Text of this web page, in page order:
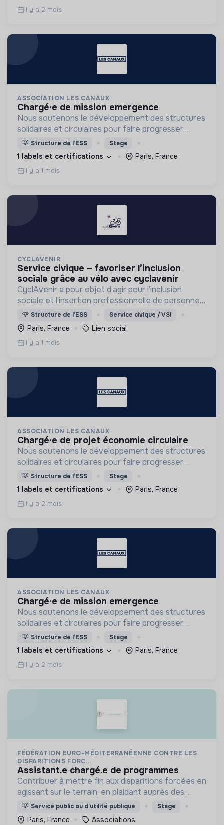
Il y a 2 mois
ASSOCIATION LES CANAUX
chargé·e de mission emergence
Nous soutenons le développement des structures
solidaires et circulaires pour faire progresser
l’économie engagée en favorisant la coopération
entre les entreprises innovantes et les acteurs
locaux.
💡 Structure de l’ESS Stage
1 labels et certifications Paris, France
Il y a 1 mois
CYCLAVENIR
service civique – favoriser l’inclusion
sociale grâce au vélo avec cyclavenir
CyclAvenir a pour objet d’agir pour l’inclusion
sociale et l’insertion professionnelle de personnes
en situation de précarité et/ou d’exil par
l’utilisation du vélo et l’accès à la culture.
💡 Structure de l’ESS Service civique / VSI
Paris, France Lien social
Il y a 1 mois
ASSOCIATION LES CANAUX
chargé·e de projet économie circulaire
Nous soutenons le développement des structures
solidaires et circulaires pour faire progresser
l’économie engagée en favorisant la coopération
entre les entreprises innovantes et les acteurs
locaux.
💡 Structure de l’ESS Stage
1 labels et certifications Paris, France
Il y a 2 mois
ASSOCIATION LES CANAUX
chargé·e de mission emergence
Nous soutenons le développement des structures
solidaires et circulaires pour faire progresser
l’économie engagée en favorisant la coopération
entre les entreprises innovantes et les acteurs
locaux.
💡 Structure de l’ESS Stage
1 labels et certifications Paris, France
Il y a 2 mois
FÉDÉRATION EURO-MÉDITERRANÉENNE CONTRE LES
DISPARITIONS FORC...
assistant.e chargé.e de programmes
Contribuer à mettre fin aux disparitions forcées en
agissant sur le terrain, en plaidant auprès des
institutions internationales et en formant les
acteurs locaux.
💡 Service public ou d’utilité publique Stage
Paris, France Associations